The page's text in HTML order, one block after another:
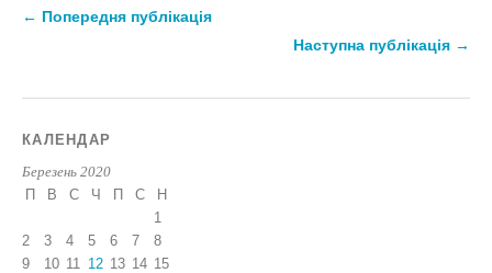
← Попередня публікація
Наступна публікація →
КАЛЕНДАР
Березень 2020
П В С Ч П С Н
1
2
3 4 5 6 7
8
9
10 11 12 13 14 15